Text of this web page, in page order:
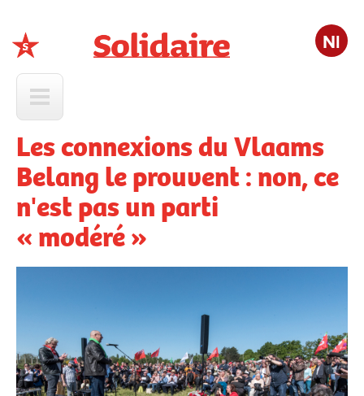
Nl
Les connexions du Vlaams
Belang le prouvent : non, ce
n'est pas un parti
« modéré »